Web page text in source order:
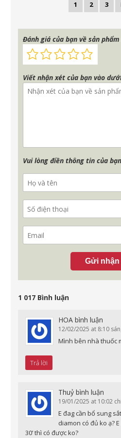
Page
1 Page
2 Page
3
Đánh giá của bạn về sản
Viết nhận xét của bạn vào
Vui lòng điền thông tin của
Gửi nhận
1 017 Bình luận
HOA bình luận
12/02/2025 at 8:10
Mình bên nhà thuốc
Trả lời
Thuỷ bình luận
19/01/2025 at 10:02
E đag cần bổ sung
diamon có đủ ko ạ?
30’ thì có được ko?